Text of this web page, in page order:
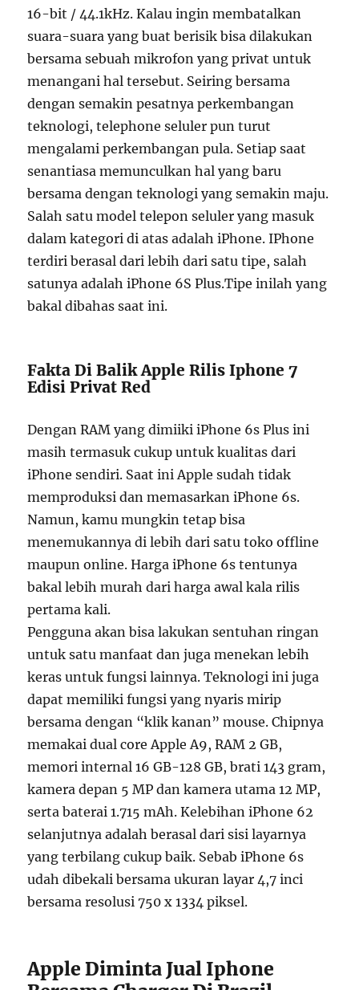
16-bit / 44.1kHz. Kalau ingin membatalkan
suara-suara yang buat berisik bisa dilakukan
bersama sebuah mikrofon yang privat untuk
menangani hal tersebut. Seiring bersama
dengan semakin pesatnya perkembangan
teknologi, telephone seluler pun turut
mengalami perkembangan pula. Setiap saat
senantiasa memunculkan hal yang baru
bersama dengan teknologi yang semakin maju.
Salah satu model telepon seluler yang masuk
dalam kategori di atas adalah iPhone. IPhone
terdiri berasal dari lebih dari satu tipe, salah
satunya adalah iPhone 6S Plus.Tipe inilah yang
bakal dibahas saat ini.
Fakta Di Balik Apple Rilis Iphone 7
Edisi Privat Red
Dengan RAM yang dimiiki iPhone 6s Plus ini
masih termasuk cukup untuk kualitas dari
iPhone sendiri. Saat ini Apple sudah tidak
memproduksi dan memasarkan iPhone 6s.
Namun, kamu mungkin tetap bisa
menemukannya di lebih dari satu toko offline
maupun online. Harga iPhone 6s tentunya
bakal lebih murah dari harga awal kala rilis
pertama kali.
Pengguna akan bisa lakukan sentuhan ringan
untuk satu manfaat dan juga menekan lebih
keras untuk fungsi lainnya. Teknologi ini juga
dapat memiliki fungsi yang nyaris mirip
bersama dengan “klik kanan” mouse. Chipnya
memakai dual core Apple A9, RAM 2 GB,
memori internal 16 GB-128 GB, brati 143 gram,
kamera depan 5 MP dan kamera utama 12 MP,
serta baterai 1.715 mAh. Kelebihan iPhone 62
selanjutnya adalah berasal dari sisi layarnya
yang terbilang cukup baik. Sebab iPhone 6s
udah dibekali bersama ukuran layar 4,7 inci
bersama resolusi 750 x 1334 piksel.
Apple Diminta Jual Iphone